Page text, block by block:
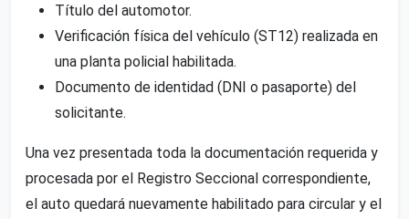
Título del automotor.
Verificación física del vehículo (ST12) realizada en
una planta policial habilitada.
Documento de identidad (DNI o pasaporte) del
solicitante.
Una vez presentada toda la documentación requerida y
procesada por el Registro Seccional correspondiente,
el auto quedará nuevamente habilitado para circular y el